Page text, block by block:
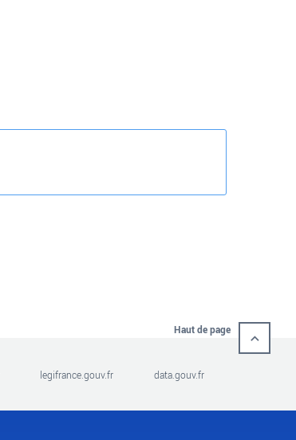
Haut de page
legifrance.gouv.fr data.gouv.fr